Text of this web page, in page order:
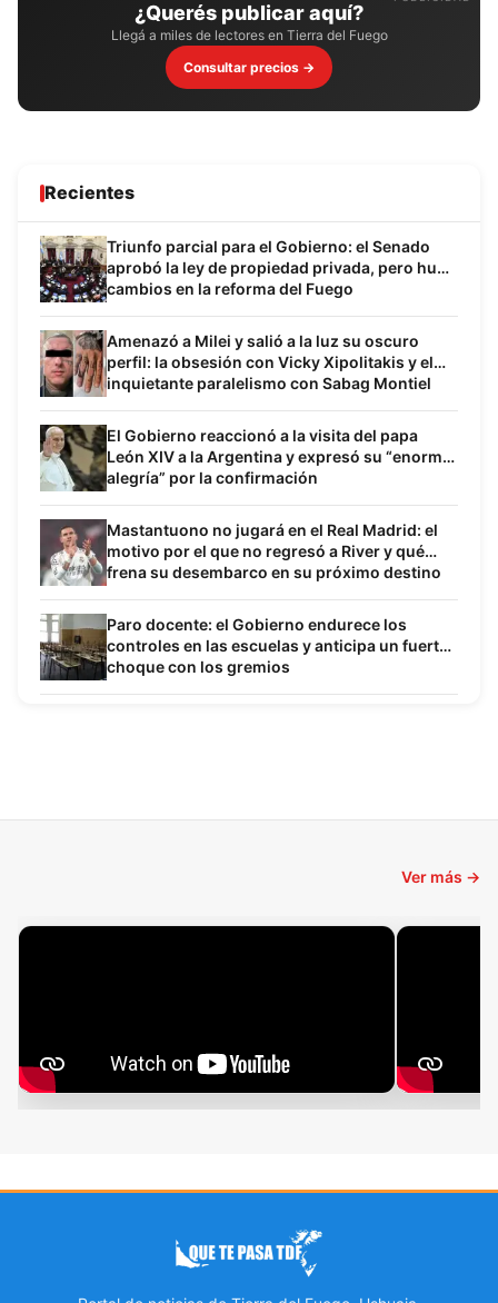
¿Querés publicar aquí?
Llegá a miles de lectores en Tierra del Fuego
Consultar precios →
Recientes
Triunfo parcial para el Gobierno: el Senado
aprobó la ley de propiedad privada, pero hubo
cambios en la reforma del Fuego
Amenazó a Milei y salió a la luz su oscuro
perfil: la obsesión con Vicky Xipolitakis y el
inquietante paralelismo con Sabag Montiel
El Gobierno reaccionó a la visita del papa
León XIV a la Argentina y expresó su “enorme
alegría” por la confirmación
Mastantuono no jugará en el Real Madrid: el
motivo por el que no regresó a River y qué
frena su desembarco en su próximo destino
Paro docente: el Gobierno endurece los
controles en las escuelas y anticipa un fuerte
choque con los gremios
Ver más →